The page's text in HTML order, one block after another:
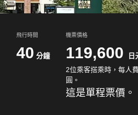
飛行時間
40 分鐘
機票價格
119,600
日
2位乘客搭乘時，每人
圓。
這是單程票價。